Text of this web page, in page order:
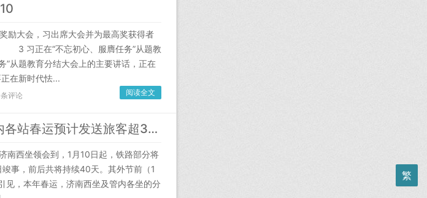
大会，习出席大会并为最高奖获得者
3 习正在“不忘初心、服膺任务”从题教
”从题教育分结大会上的主要讲话，正在
在新时代怯...
评论 阅读全文
客流增幅超两成！济南西站及管内各站春运预计发送旅客超300万人次-新闻
西坐领会到，1月10日起，铁路部分将
事，前后共将持续40天。其外节前（1
，本年春运，济南西坐及管内各坐的分
繁